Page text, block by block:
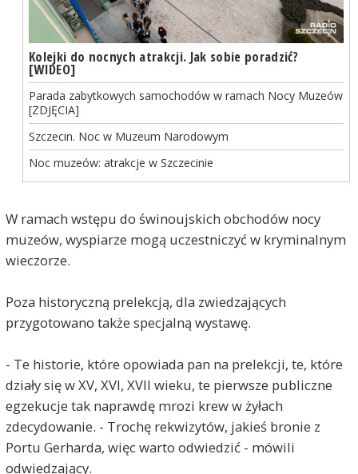
Kolejki do nocnych atrakcji. Jak sobie poradzić?
[WIDEO]
Parada zabytkowych samochodów w ramach Nocy Muzeów
[ZDJĘCIA]
Szczecin. Noc w Muzeum Narodowym
Noc muzeów: atrakcje w Szczecinie
W ramach wstępu do świnoujskich obchodów nocy
muzeów, wyspiarze mogą uczestniczyć w kryminalnym
wieczorze.
Poza historyczną prelekcją, dla zwiedzających
przygotowano także specjalną wystawę.
- Te historie, które opowiada pan na prelekcji, te, które
działy się w XV, XVI, XVII wieku, te pierwsze publiczne
egzekucje tak naprawdę mrozi krew w żyłach
zdecydowanie. - Trochę rekwizytów, jakieś bronie z
Portu Gerharda, więc warto odwiedzić - mówili
odwiedzający.